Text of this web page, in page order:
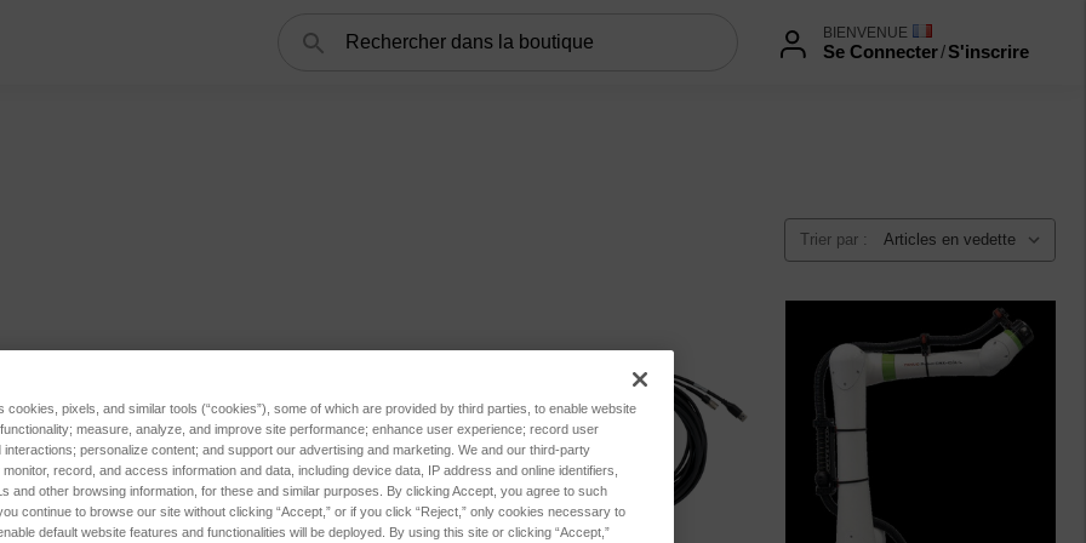
BIENVENUE
Se Connecter/S'inscrire
Trier par :
cookies, pixels, and similar tools (“cookies”), some of which are provided by third parties, to enable website
measure, analyze, and improve site performance; enhance user experience; record user
personalize content; and support our advertising and marketing. We and our third-party
record, and access information and data, including device data, IP address and online identifiers,
and other browsing information, for these and similar purposes. By clicking Accept, you agree to such
continue to browse our site without clicking “Accept,” or if you click “Reject,” only cookies necessary to
default website features and functionalities will be deployed. By using this site or clicking “Accept,”